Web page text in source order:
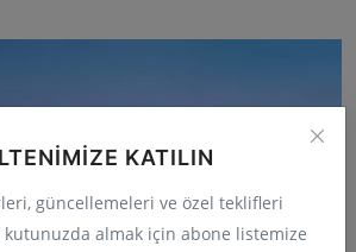
KATILIN
güncellemeleri ve özel teklifleri
almak için abone listemize